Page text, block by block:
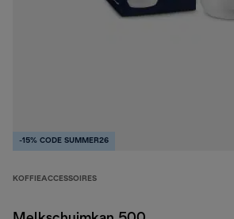
-15% CODE SUMMER26
KOFFIEACCESSOIRES